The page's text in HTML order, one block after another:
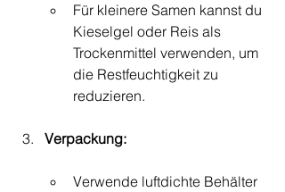
Für kleinere Samen kannst du
Kieselgel oder Reis als
Trockenmittel verwenden, um
die Restfeuchtigkeit zu
reduzieren.
Verpackung:
Verwende luftdichte Behälter